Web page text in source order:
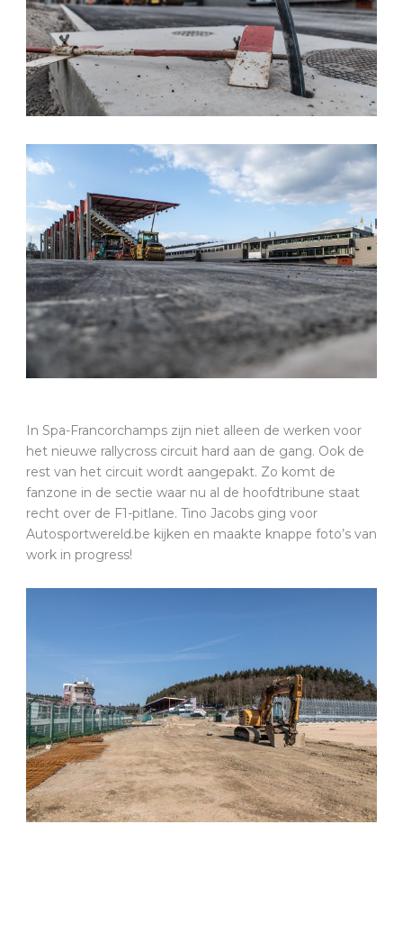
In Spa-Francorchamps zijn niet alleen de werken voor
het nieuwe rallycross circuit hard aan de gang. Ook de
rest van het circuit wordt aangepakt. Zo komt de
fanzone in de sectie waar nu al de hoofdtribune staat
recht over de F1-pitlane. Tino Jacobs ging voor
Autosportwereld.be kijken en maakte knappe foto’s van
work in progress!